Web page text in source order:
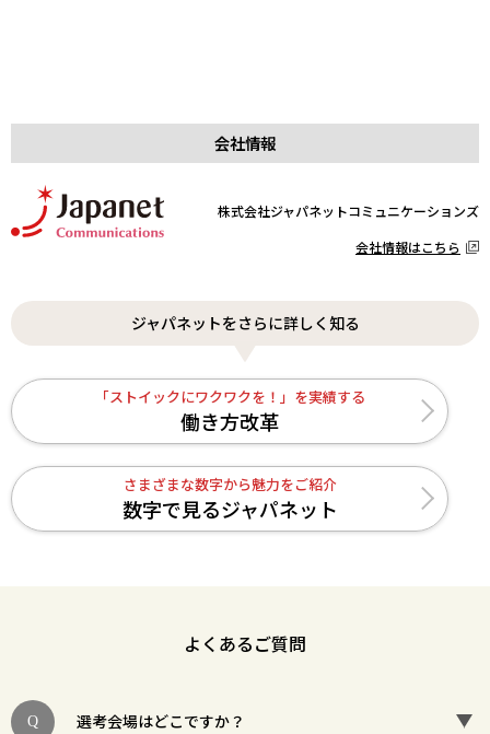
会社情報
株式会社ジャパネットコミュニケーションズ
会社情報はこちら
ジャパネットをさらに詳しく知る
「ストイックにワクワクを！」を実績する
働き方改革
さまざまな数字から魅力をご紹介
数字で見るジャパネット
よくあるご質問
選考会場はどこですか？